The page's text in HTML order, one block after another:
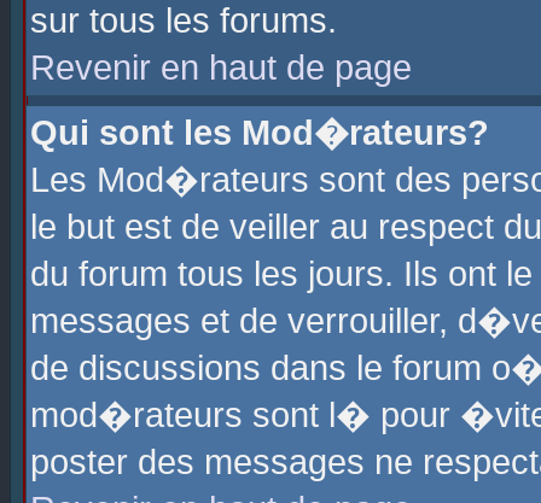
sur tous les forums.
Revenir en haut de page
Qui sont les Mod�rateurs?
Les Mod�rateurs sont des
le but est de veiller au respect
du forum tous les jours. Ils ont
messages et de verrouiller,
de discussions dans le forum
mod�rateurs sont l� pour
poster des messages ne